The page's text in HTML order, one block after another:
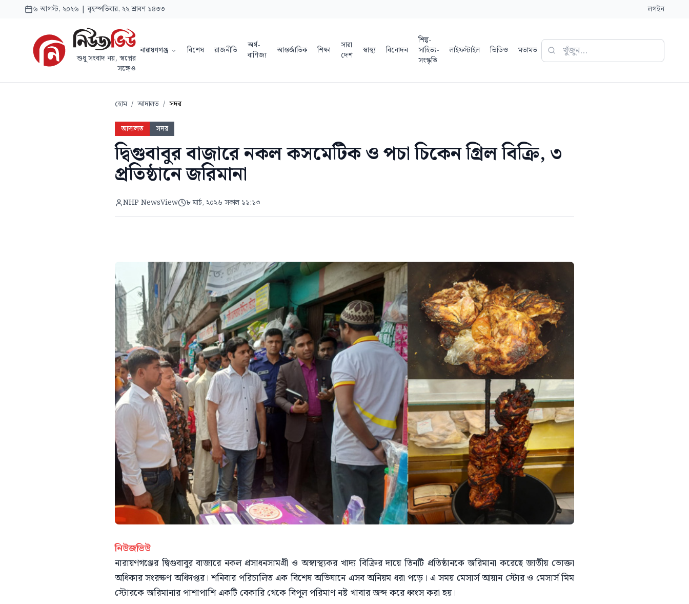
৬ আগস্ট, ২০২৬ | বৃহস্পতিবার, ২২ শ্রাবণ ১৪৩৩ লগইন
শুধু সংবাদ নয়, স্বপ্নের
সঙ্গেও
নারায়ণগঞ্জ বিশেষ রাজনীতি
অর্থ-
বাণিজ্য
আন্তর্জাতিক শিক্ষা
সারা
দেশ
স্বাস্থ্য বিনোদন
শিল্প-
সাহিত্য-
সংস্কৃতি
লাইফস্টাইল ভিডিও মতামত
হোম / আদালত / সদর
আদালত সদর
দ্বিগুবাবুর বাজারে নকল কসমেটিক ও পচা চিকেন গ্রিল বিক্রি, ৩
প্রতিষ্ঠানে জরিমানা
NHP NewsView ৮ মার্চ, ২০২৬ সকাল ১১:১৩
নিউজভিউ
নারায়ণগঞ্জের দ্বিগুবাবুর বাজারে নকল প্রসাধনসামগ্রী ও অস্বাস্থ্যকর খাদ্য বিক্রির দায়ে তিনটি প্রতিষ্ঠানকে জরিমানা করেছে জাতীয় ভোক্তা
অধিকার সংরক্ষণ অধিদপ্তর। শনিবার পরিচালিত এক বিশেষ অভিযানে এসব অনিয়ম ধরা পড়ে। এ সময় মেসার্স আয়ান স্টোর ও মেসার্স মিম
স্টোরকে জরিমানার পাশাপাশি একটি বেকারি থেকে বিপুল পরিমাণ নষ্ট খাবার জব্দ করে ধ্বংস করা হয়।